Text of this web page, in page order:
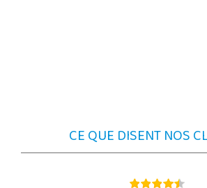
CE QUE DISENT NOS